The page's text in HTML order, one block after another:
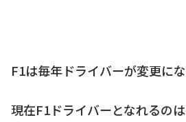
F1は毎年ドライバーが変更にな
現在F1ドライバーとなれるの